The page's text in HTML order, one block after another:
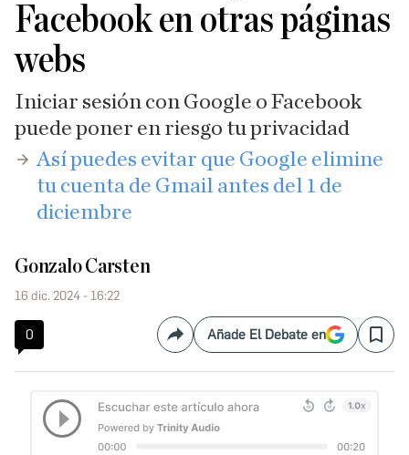
Facebook en otras páginas
webs
Iniciar sesión con Google o Facebook
puede poner en riesgo tu privacidad
​Así puedes evitar que Google elimine
tu cuenta de Gmail antes del 1 de
diciembre
Gonzalo Carsten
16 dic. 2024 - 16:22
0 CompartirAñade El Debate en Save